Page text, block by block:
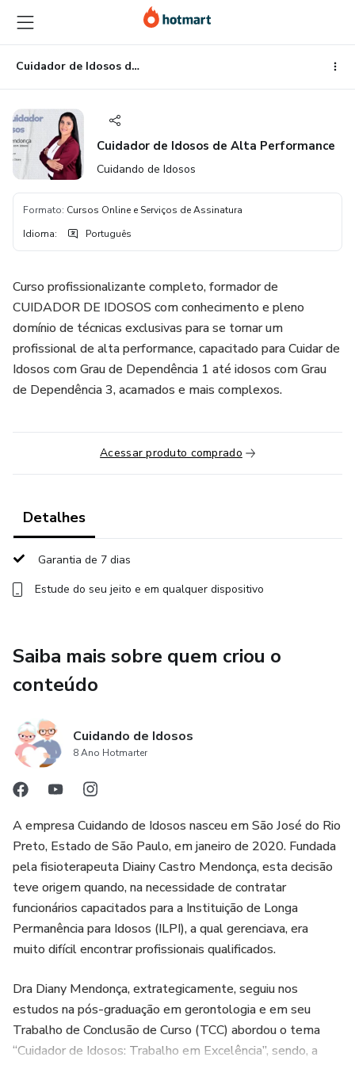
para
o
conteúdo
principal
para
o
pagamento
para
o
rodapé
Cuidador de Idosos de Alta Performance
Cuidador de Idosos de Alta Performance
Cuidando de Idosos
Formato: Cursos Online e Serviços de Assinatura
Idioma: Português
Curso profissionalizante completo, formador de
CUIDADOR DE IDOSOS com conhecimento e pleno
domínio de técnicas exclusivas para se tornar um
profissional de alta performance, capacitado para Cuidar de
Idosos com Grau de Dependência 1 até idosos com Grau
de Dependência 3, acamados e mais complexos.
Acessar produto comprado
Detalhes
Garantia de 7 dias
Estude do seu jeito e em qualquer dispositivo
Saiba mais sobre quem criou o
conteúdo
Cuidando de Idosos
8 Ano Hotmarter
A empresa Cuidando de Idosos nasceu em São José do Rio
Preto, Estado de São Paulo, em janeiro de 2020. Fundada
pela fisioterapeuta Diainy Castro Mendonça, esta decisão
teve origem quando, na necessidade de contratar
funcionários capacitados para a Instituição de Longa
Permanência para Idosos (ILPI), a qual gerenciava, era
muito difícil encontrar profissionais qualificados.
Dra Diany Mendonça, extrategicamente, seguiu nos
estudos na pós-graduação em gerontologia e em seu
Trabalho de Conclusão de Curso (TCC) abordou o tema
“Cuidador de Idosos: Trabalho em Excelência”, sendo, a